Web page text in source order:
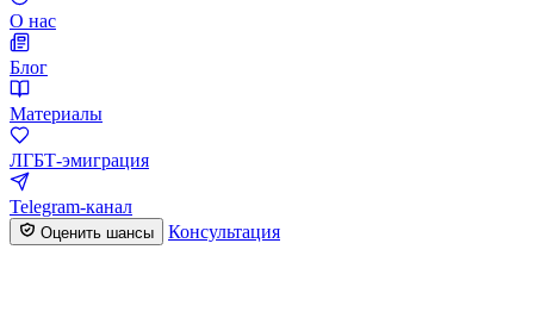
О нас
Блог
Материалы
ЛГБТ-эмиграция
Telegram-канал
Оценить шансы Консультация